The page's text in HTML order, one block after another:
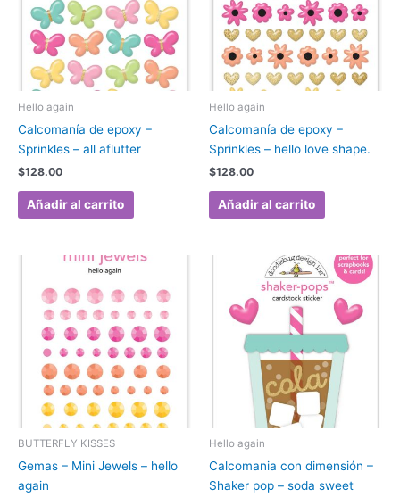
Hello again
Calcomanía de epoxy –
Sprinkles – all aflutter
$128.00
Añadir al carrito
Hello again
Calcomanía de epoxy –
Sprinkles – hello love shape.
$128.00
Añadir al carrito
BUTTERFLY KISSES
Gemas – Mini Jewels – hello
again
Hello again
Calcomania con dimensión –
Shaker pop – soda sweet